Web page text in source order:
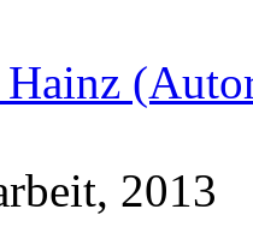
Hainz
2013